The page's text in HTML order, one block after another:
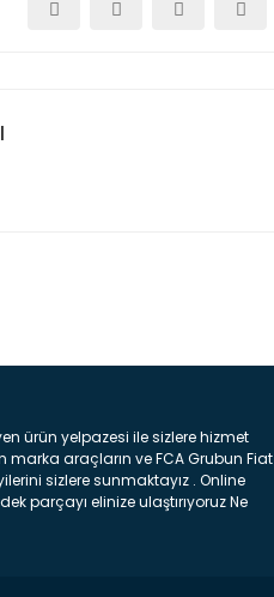
ürün yelpazesi ile sizlere hizmet
marka araçların ve FCA Grubun Fiat
sizlere sunmaktayız . Online
parçayı elinize ulaştırıyoruz Ne
parçasıdır. Çamurluk :